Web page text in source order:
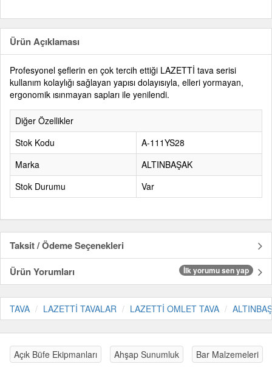
Ürün Açıklaması
Profesyonel şeflerin en çok tercih ettiği LAZETTİ tava serisi
kullanım kolaylığı sağlayan yapısı dolayısıyla, elleri yormayan,
ergonomik ısınmayan sapları ile yenilendi.
Diğer Özellikler
Stok Kodu
A-111YS28
Marka
ALTINBAŞAK
Stok Durumu
Var
Taksit / Ödeme Seçenekleri
Ürün Yorumları
İlk yorumu sen yap
TAVA LAZETTİ TAVALAR LAZETTİ OMLET TAVA
Açık Büfe Ekipmanları Ahşap Sunumluk Bar Malzemeleri